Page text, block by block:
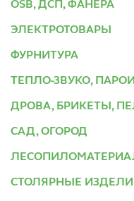
OSB, ДСП, ФАНЕРА
ЭЛЕКТРОТОВАРЫ
ФУРНИТУРА
ТЕПЛО-ЗВУКО,
ДРОВА, БРИКЕТЫ,
САД, ОГОРОД
СТОЛЯРНЫЕ